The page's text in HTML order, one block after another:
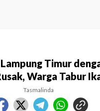
Timur
Warga Tabur
Tasmalinda